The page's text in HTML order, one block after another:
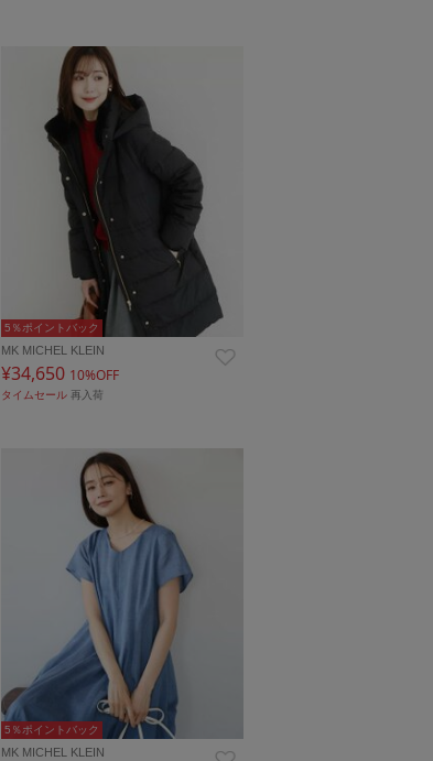
5％ポイントバック
MK MICHEL KLEIN
¥34,650 10%OFF
タイムセール 再入荷
5％ポイントバック
MK MICHEL KLEIN